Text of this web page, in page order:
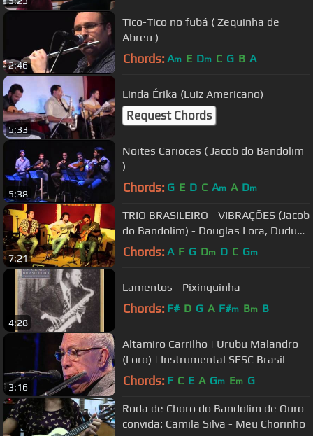
2:46
Tico-Tico no fubá ( Zequinha de
Abreu )
Chords: Am E Dm C G B A
5:33
Linda Érika (Luiz Americano)
Request Chords
5:38
Noites Cariocas ( Jacob do Bandolim
)
Chords: G E D C Am A Dm
7:21
TRIO BRASILEIRO - VIBRAÇÕES (Jacob
do Bandolim) - Douglas Lora, Dudu
Maia & Alexandre Lora
Chords: A F G Dm D C Gm
4:28
Lamentos - Pixinguinha
Chords: F# D G A F#m Bm B
3:16
Altamiro Carrilho | Urubu Malandro
(Loro) | Instrumental SESC Brasil
Chords: F C E A Gm Em G
Roda de Choro do Bandolim de Ouro
convida: Camila Silva - Meu Chorinho